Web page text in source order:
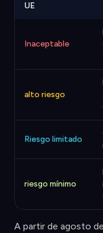
UE
Inaceptable
alto riesgo
Riesgo limitado
riesgo mínimo
A partir de agosto